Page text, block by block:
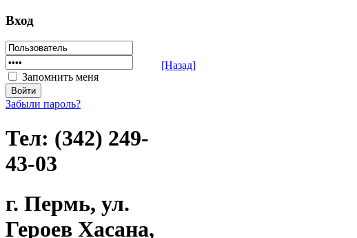
Вход
Запомнить меня
Забыли пароль?
Тел: (342) 249-
43-03
г. Пермь, ул.
Героев Хасана,
[Назад]